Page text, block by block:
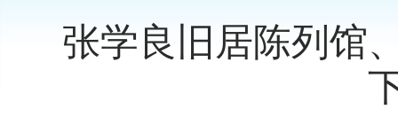
张学良旧居陈列馆